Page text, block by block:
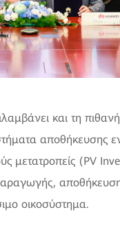
και τη
αποθήκευσης
μετατροπείς (PV
οικοσύστημα.